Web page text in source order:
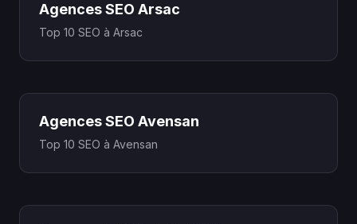
Agences SEO Arsac
Top 10 SEO à Arsac
Agences SEO Avensan
Top 10 SEO à Avensan